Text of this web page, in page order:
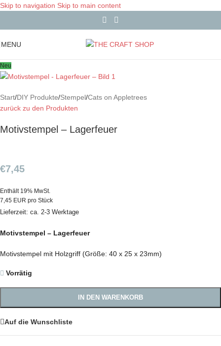
Skip to navigation Skip to main content
MENU
Neu
Start/DIY Produkte/Stempel/Cats on Appletrees
zurück zu den Produkten
Motivstempel – Lagerfeuer
€7,45
Enthält 19% MwSt.
7,45 EUR pro Stück
Lieferzeit: ca. 2-3 Werktage
Motivstempel – Lagerfeuer
Motivstempel mit Holzgriff (Größe: 40 x 25 x 23mm)
Vorrätig
IN DEN WARENKORB
Auf die Wunschliste